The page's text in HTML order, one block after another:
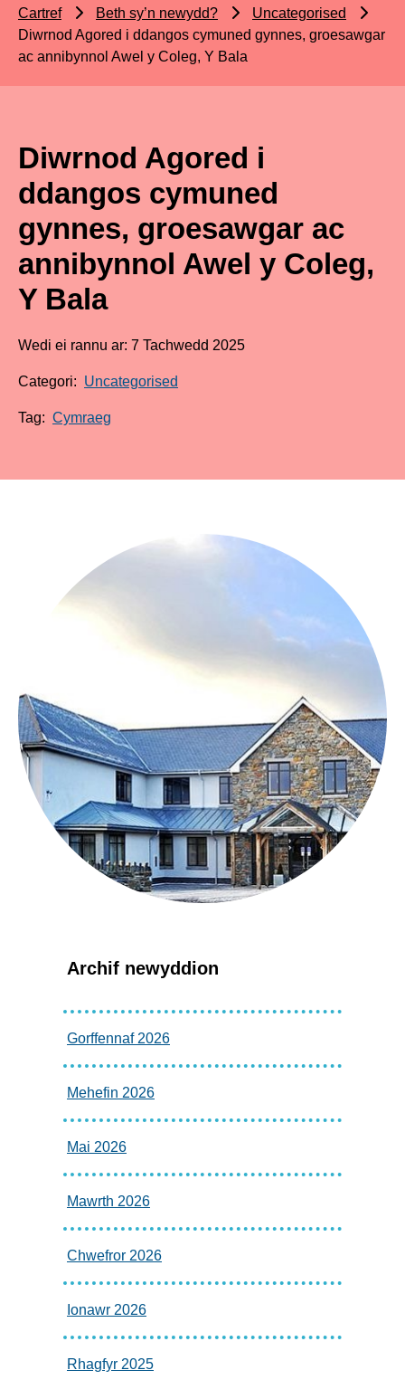
Cartref Beth sy’n newydd?
Uncategorised
Diwrnod Agored i ddangos cymuned gynnes, groesawgar
ac annibynnol Awel y Coleg, Y Bala
Diwrnod Agored i
ddangos cymuned
gynnes, groesawgar ac
annibynnol Awel y Coleg,
Y Bala
Wedi ei rannu ar: 7 Tachwedd 2025
Categori: Uncategorised
Tag: Cymraeg
Archif newyddion
Gorffennaf 2026
Mehefin 2026
Mai 2026
Mawrth 2026
Chwefror 2026
Ionawr 2026
Rhagfyr 2025